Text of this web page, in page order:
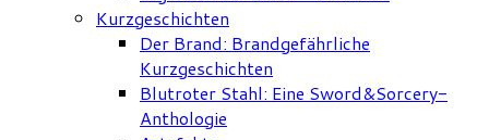
Kurzgeschichten
Der Brand: Brandgefährliche
Kurzgeschichten
Blutroter Stahl: Eine Sword&Sorcery-
Anthologie